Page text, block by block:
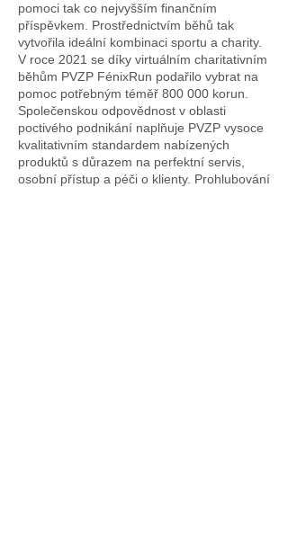
pomoci tak co nejvyšším finančním
příspěvkem. Prostřednictvím běhů tak
vytvořila ideální kombinaci sportu a charity.
V roce 2021 se díky virtuálním charitativním
běhům PVZP FénixRun podařilo vybrat na
pomoc potřebným téměř 800 000 korun.
Společenskou odpovědnost v oblasti
poctivého podnikání naplňuje PVZP vysoce
kvalitativním standardem nabízených
produktů s důrazem na perfektní servis,
osobní přístup a péči o klienty. Prohlubování